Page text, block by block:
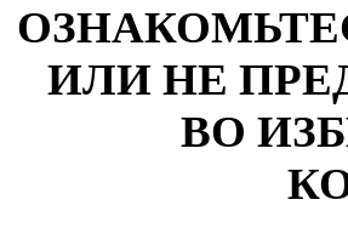
ИЛИ НЕ
ВО